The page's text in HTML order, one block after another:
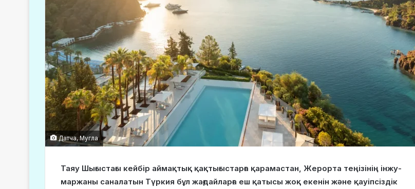
Датча, Мугла
Таяу Шығыстағы кейбір аймақтық қақтығыстарға қарамастан, Жерорта теңізінің інжу-
маржаны саналатын Түркия бұл жағдайларға еш қатысы жоқ екенін және қауіпсіздік